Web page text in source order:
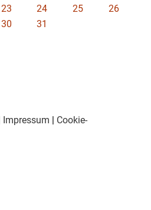
23 24 25
26
30
31
Impressum
Cookie-